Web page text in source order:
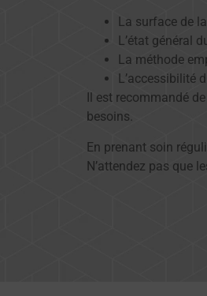
La surface de
L’état général
La méthode
L’accessibilité
Il est recommandé
besoins.
En prenant soin
N’attendez pas que